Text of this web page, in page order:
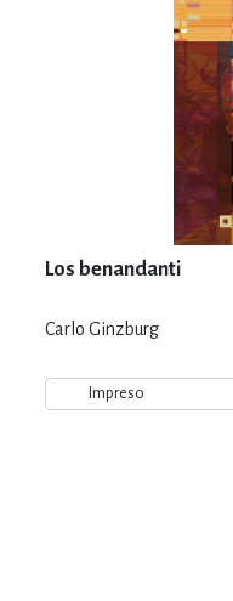
Los benandanti
Carlo Ginzburg
Impreso